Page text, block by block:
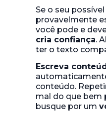
Se o seu
provavelmente
você pode e
cria confiança.
ter o texto
Escreva
conteúdo.
mal do que bem
busque por um